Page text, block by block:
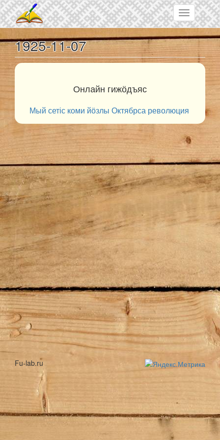
Skip to main content
Toggle
navigation
1925-11-07
Онлайн гижӧдъяс
Мый сетіс коми йӧзлы Октябрса революция
Fu-lab.ru